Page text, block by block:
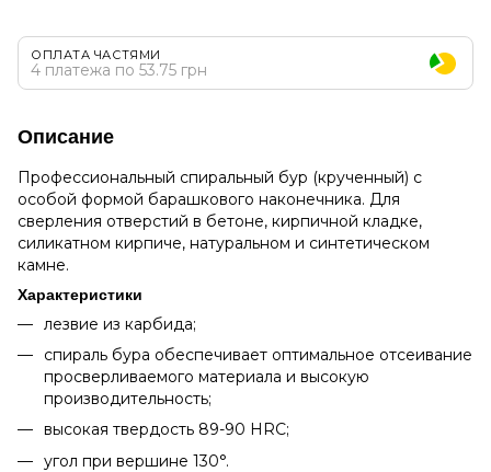
ОПЛАТА ЧАСТЯМИ
4 платежа по 53.75 грн
Описание
Профессиональный спиральный бур (крученный) с
особой формой барашкового наконечника. Для
сверления отверстий в бетоне, кирпичной кладке,
силикатном кирпиче, натуральном и синтетическом
камне.
Характеристики
лезвие из карбида;
спираль бура обеспечивает оптимальное отсеивание
просверливаемого материала и высокую
производительность;
высокая твердость 89-90 HRC;
угол при вершине 130°.